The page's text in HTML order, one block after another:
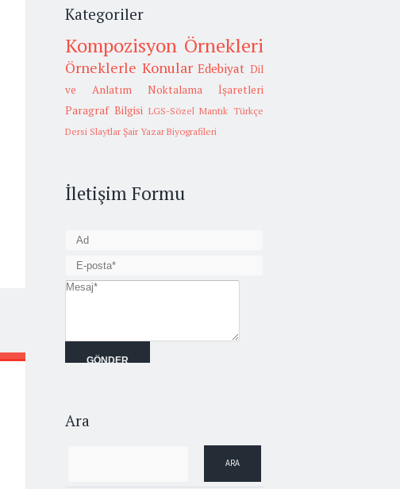
Kategoriler
Kompozisyon Örnekleri
Örneklerle Konular Edebiyat Dil
ve Anlatım
Noktalama İşaretleri
Paragraf Bilgisi LGS-Sözel Mantık Türkçe
Dersi Slaytlar Şair Yazar Biyografileri
İletişim Formu
Ara